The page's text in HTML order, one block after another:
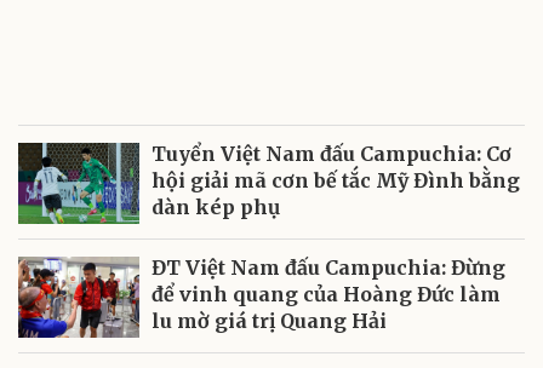
Tuyển Việt Nam đấu Campuchia: Cơ
hội giải mã cơn bế tắc Mỹ Đình bằng
dàn kép phụ
ĐT Việt Nam đấu Campuchia: Đừng
để vinh quang của Hoàng Đức làm
lu mờ giá trị Quang Hải